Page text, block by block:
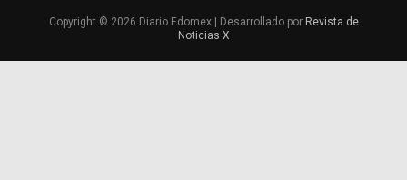
Copyright © 2026 Diario Edomex | Desarrollado por Revista de
Noticias X